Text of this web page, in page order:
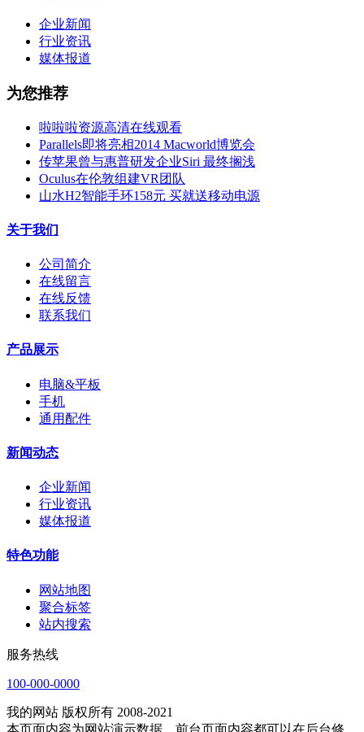
企业新闻
行业资讯
媒体报道
为您推荐
啦啦啦资源高清在线观看
Parallels即将亮相2014 Macworld博览会
传苹果曾与惠普研发企业Siri 最终搁浅
Oculus在伦敦组建VR团队
山水H2智能手环158元 买就送移动电源
关于我们
公司简介
在线留言
在线反馈
联系我们
产品展示
电脑&平板
手机
通用配件
新闻动态
企业新闻
行业资讯
媒体报道
特色功能
网站地图
聚合标签
站内搜索
服务热线
100-000-0000
我的网站 版权所有 2008-2021
本页面内容为网站演示数据，前台页面内容都可以在后台修